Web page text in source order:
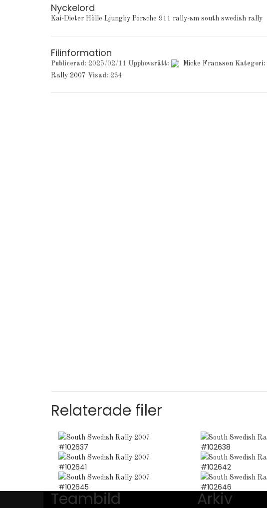
Nyckelord
Kai-Dieter Hölle Ljungby Porsche 911 rally-sm south swedish rally
Filinformation
Publicerad: 2025/02/11 Upphovsrätt: Micke Fransson Kategori:
Rally 2007 Visad: 234
Relaterade filer
#102637 #102638
#102641
#102642
#102645
#102646
Teambild Arkiv